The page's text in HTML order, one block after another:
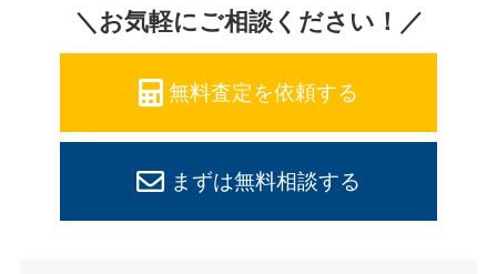
＼お気軽にご相談ください！／
無料査定を依頼する
まずは無料相談する